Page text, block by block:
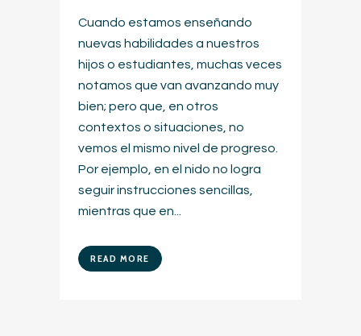
Cuando estamos enseñando
nuevas habilidades a nuestros
hijos o estudiantes, muchas veces
notamos que van avanzando muy
bien; pero que, en otros
contextos o situaciones, no
vemos el mismo nivel de progreso.
Por ejemplo, en el nido no logra
seguir instrucciones sencillas,
mientras que en...
READ MORE